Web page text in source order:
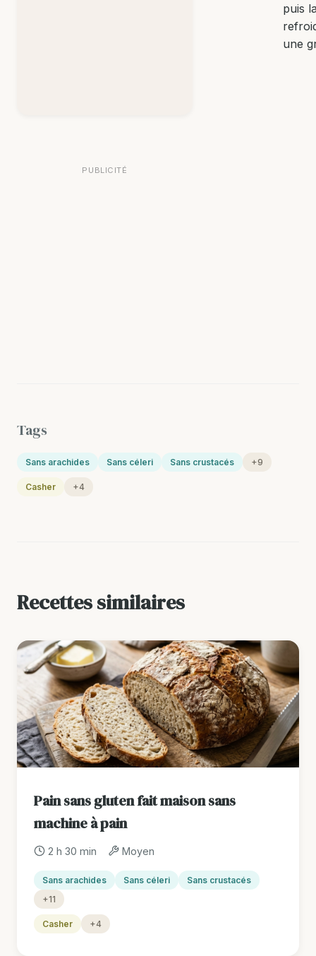
PUBLICITÉ
puis
une
Tags
Sans arachides Sans céleri Sans crustacés +9
Casher +4
Recettes similaires
Pain sans gluten fait maison sans
machine à pain
2 h 30 min Moyen
Sans arachides Sans céleri
Sans crustacés
+11
Casher +4